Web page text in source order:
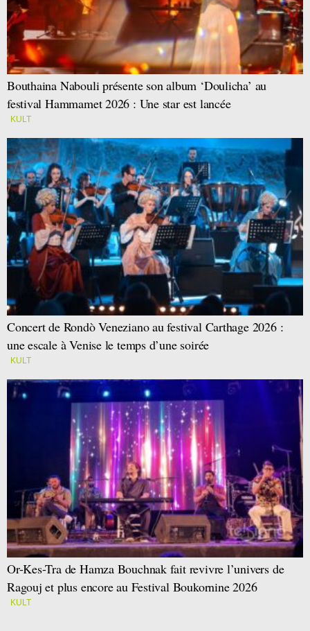
Bouthaina Nabouli présente son album ‘Doulicha’ au
festival Hammamet 2026 : Une star est lancée
KULT
Concert de Rondò Veneziano au festival Carthage 2026 :
une escale à Venise le temps d’une soirée
KULT
Or-Kes-Tra de Hamza Bouchnak fait revivre l’univers de
Ragouj et plus encore au Festival Boukornine 2026
KULT